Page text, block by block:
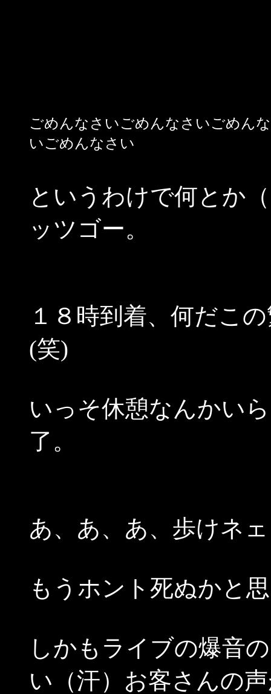
ごめんなさいごめんなさいごめん
いごめんなさい
というわけで何とか
ッツゴー。
１８時到着、何だこ
(笑)
いっそ休憩なんかい
了。
あ、あ、あ、歩けネ
もうホント死ぬかと
しかもライブの爆音
い（汗）お客さんの